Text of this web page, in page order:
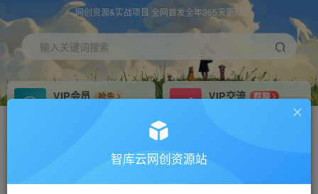
网创资源&实战项目 全网首发全年365天更新
输入关键词搜索
VIP会员
抢先
VIP交流
群聊
研究探讨更多创业项目路子。
会员专属推广链接智库云网创资源站